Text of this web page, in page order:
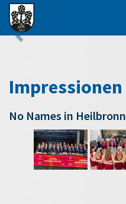
Impressionen
No Names in Heilbronn